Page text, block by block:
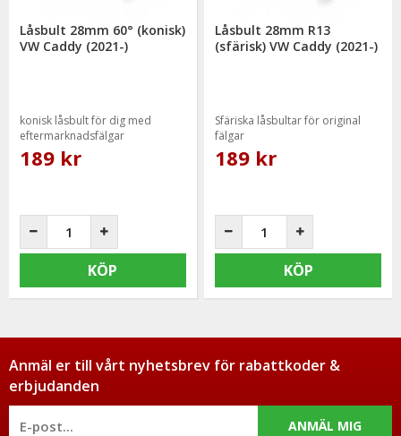
Låsbult 28mm 60° (konisk)
VW Caddy (2021-)
konisk låsbult för dig med
eftermarknadsfälgar
189 kr
KÖP
Låsbult 28mm R13
(sfärisk) VW Caddy (2021-)
Sfäriska låsbultar för original
fälgar
189 kr
KÖP
Anmäl er till vårt nyhetsbrev för rabattkoder &
erbjudanden
ANMÄL MIG